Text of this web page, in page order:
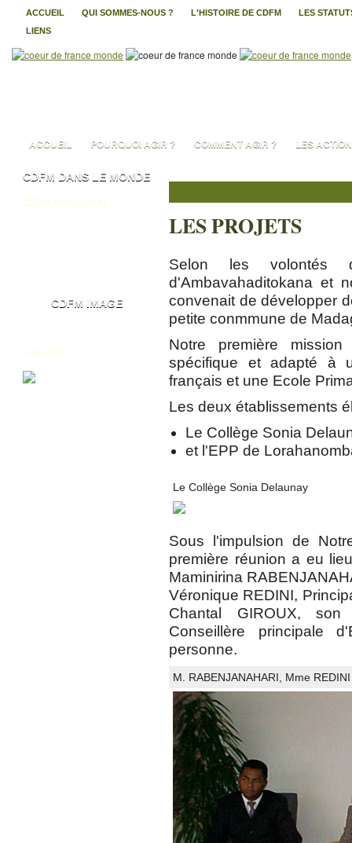
ACCUEIL QUI SOMMES-NOUS ? L'HISTOIRE DE CDFM
LES
LIENS
ACCUEIL POURQUOI AGIR ? COMMENT AGIR ? LES
CDFM DANS LE MONDE
CDFM Madagascar
CDFM IMAGE
Livre d'Or
LES PROJETS
Selon les volontés
d'Ambavahaditokana et
convenait de développer
petite conmmune de
Notre première
spécifique et adapté à
français et une Ecole
Les deux établissements
Le Collège Sonia
et l'EPP de
Le Collège Sonia Delaunay
Sous l'impulsion de
première réunion a eu
Maminirina
Véronique REDINI,
Chantal GIROUX, son
Conseillère principale
personne.
M. RABENJANAHARI, Mme